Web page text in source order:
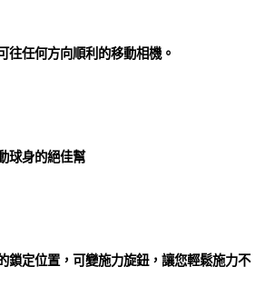
往任何方向順利的移動相機。
球身的絕佳幫
鎖定位置，可變施力旋鈕，讓您輕鬆施力不